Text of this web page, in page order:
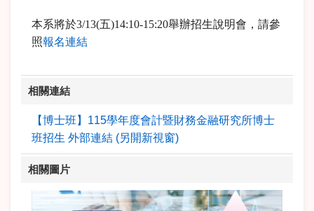
本系將於3/13(五)14:10-15:20舉辦招生說明會，請參
照報名連結
相關連結
【博士班】115學年度會計暨財務金融研究所博士
班招生 外部連結 (另開新視窗)
相關圖片